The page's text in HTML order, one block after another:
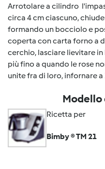
Arrotolare a cilindro
circa 4 cm ciascuno,
formando un bocciolo e
coperta con carta forno a
cerchio, lasciare lievitare
più fino a quando le rose
unite fra di loro, infornare
Modello
Ricetta per
Bimby ® TM 21